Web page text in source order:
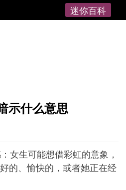
迷你百科
示什么意思
生可能想借彩虹的意象，
的、愉快的，或者她正在经